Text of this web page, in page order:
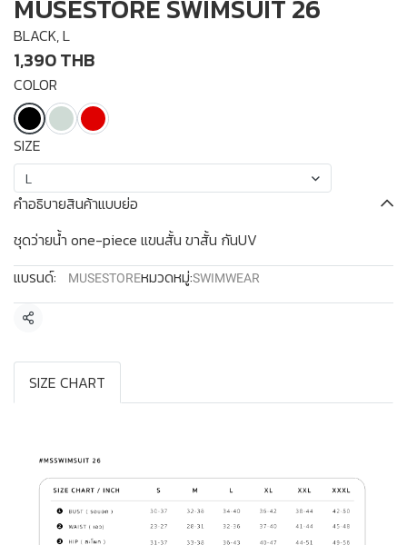
MUSESTORE SWIMSUIT 26
BLACK, L
1,390 THB
COLOR
SIZE
L
คำอธิบายสินค้าแบบย่อ
ชุดว่ายน้ำ one-piece แขนสั้น ขาสั้น กันUV
แบรนด์:
MUSESTOREหมวดหมู่:SWIMWEAR
แชร์
SIZE CHART